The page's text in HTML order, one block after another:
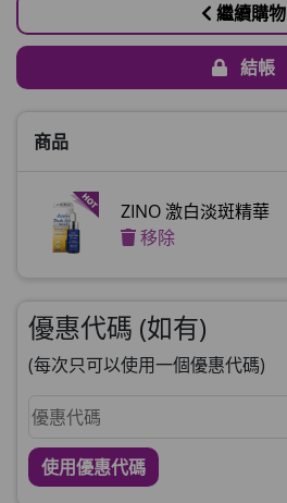
繼續購物
結帳
商品
ZINO 激白淡斑精華
移除
優惠代碼 (如有)
(每次只可以使用一個優惠代碼)
使用優惠代碼